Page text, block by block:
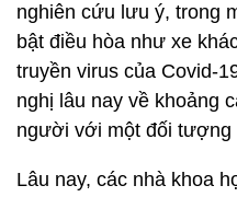
nghiên cứu lưu ý, trong
bật điều hòa như xe
truyền virus của Covid-
nghị lâu nay về khoảng
người với một đối tượng
Lâu nay, các nhà khoa